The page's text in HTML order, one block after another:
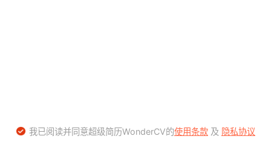
我已阅读并同意超级简历WonderCV的使用条款及 隐私协议